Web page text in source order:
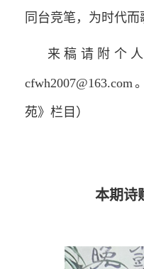
同台竞笔，为时代而
来稿请附个
苑》栏目）
本期诗